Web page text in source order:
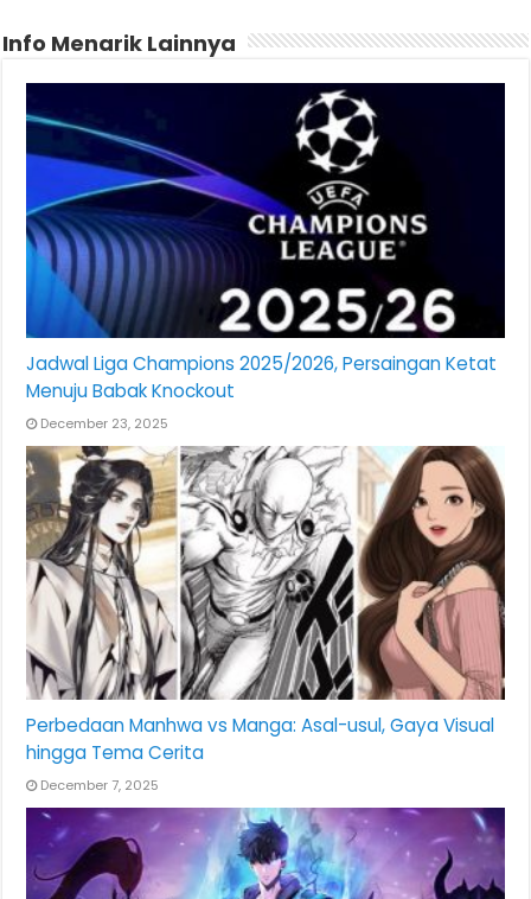
Info Menarik Lainnya
Jadwal Liga Champions 2025/2026, Persaingan Ketat
Menuju Babak Knockout
December 23, 2025
Perbedaan Manhwa vs Manga: Asal-usul, Gaya Visual
hingga Tema Cerita
December 7, 2025